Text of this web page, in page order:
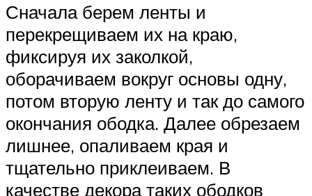
Сначала берем ленты и
перекрещиваем их на краю,
фиксируя их заколкой,
оборачиваем вокруг основы одну,
потом вторую ленту и так до самого
окончания ободка. Далее обрезаем
лишнее, опаливаем края и
тщательно приклеиваем. В
качестве декора таких ободков